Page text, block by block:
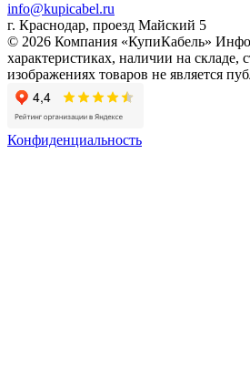
info@kupicabel.ru
г. Краснодар, проезд Майский 5
© 2026 Компания «КупиКабель»
характеристиках, наличии на складе,
изображениях товаров не является
Конфиденциальность